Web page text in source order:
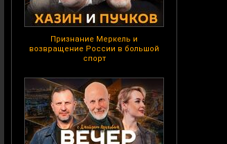
Признание Меркель и
возвращение России в большой
спорт